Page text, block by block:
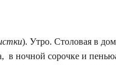
). Утро. Столовая в
в ночной сорочке и